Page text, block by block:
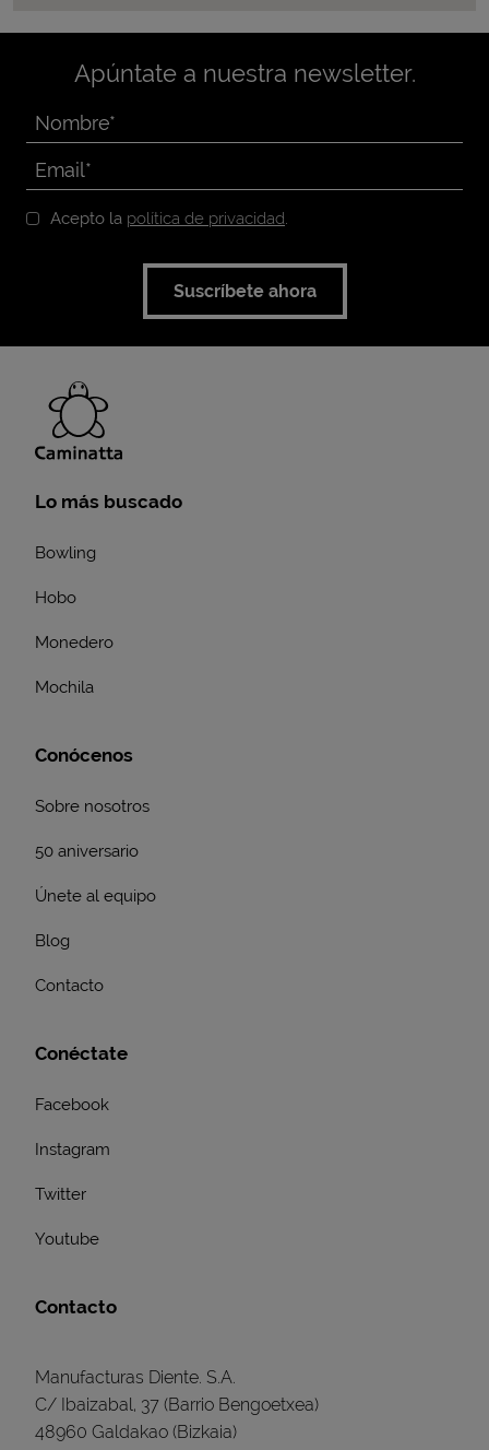
Apúntate a nuestra newsletter.
Acepto la política de privacidad.
Suscríbete ahora
Lo más buscado
Bowling
Hobo
Monedero
Mochila
Conócenos
Sobre nosotros
50 aniversario
Únete al equipo
Blog
Contacto
Conéctate
Facebook
Instagram
Twitter
Youtube
Contacto
Manufacturas Diente. S.A.
C/ Ibaizabal, 37 (Barrio Bengoetxea)
48960 Galdakao (Bizkaia)